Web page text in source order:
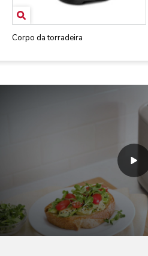
Corpo da torradeira